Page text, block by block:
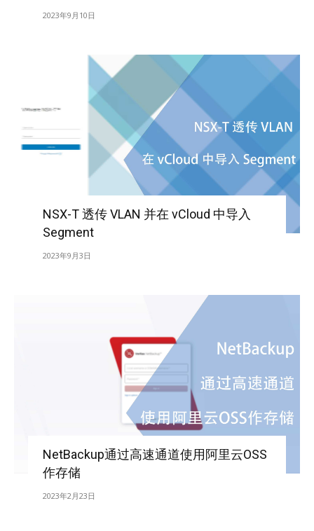
2023年9月10日
NSX-T 透传 VLAN 并在 vCloud 中导入
Segment
2023年9月3日
NetBackup通过高速通道使用阿里云OSS
作存储
2023年2月23日